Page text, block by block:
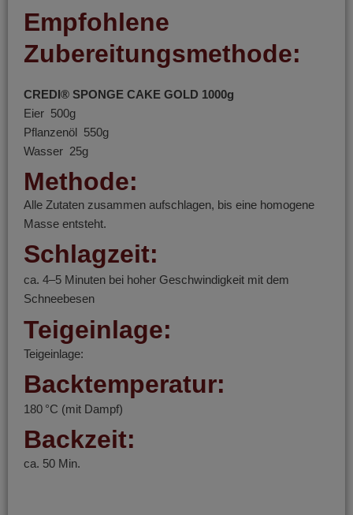
Empfohlene
Zubereitungsmethode:
CREDI® SPONGE CAKE GOLD 1000g
Eier 500g
Pflanzenöl 550g
Wasser 25g
Methode:
Alle Zutaten zusammen aufschlagen, bis eine homogene
Masse entsteht.
Schlagzeit:
ca. 4–5 Minuten bei hoher Geschwindigkeit mit dem
Schneebesen
Teigeinlage:
Teigeinlage:
Backtemperatur:
180 °C (mit Dampf)
Backzeit:
ca. 50 Min.